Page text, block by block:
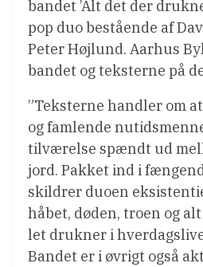
bandet ’Alt det der
pop duo bestående af
Peter Højlund. Aarhus
bandet og teksterne på
”Teksterne handler om
og famlende
tilværelse spændt ud
jord. Pakket ind i
skildrer duoen
håbet, døden, troen og
let drukner i
Bandet er i øvrigt også